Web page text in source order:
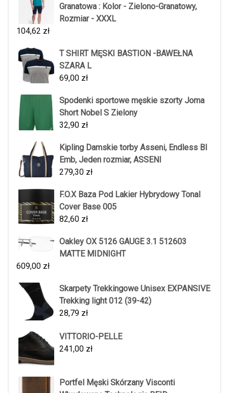
Granatowa : Kolor - Zielono-Granatowy,
Rozmiar - XXXL
104,62 zł
T SHIRT MĘSKI BASTION -BAWEŁNA
SZARA L
69,00 zł
Spodenki sportowe męskie szorty Joma
Short Nobel S Zielony
32,90 zł
Kipling Damskie torby Asseni, Endless Bl
Emb, Jeden rozmiar, ASSENI
279,30 zł
F.O.X Baza Pod Lakier Hybrydowy Tonal
Cover Base 005
82,60 zł
Oakley OX 5126 GAUGE 3.1 512603
MATTE MIDNIGHT
609,00 zł
Skarpety Trekkingowe Unisex EXPANSIVE
Trekking light 012 (39-42)
28,79 zł
VITTORIO-PELLE
241,00 zł
Portfel Męski Skórzany Visconti